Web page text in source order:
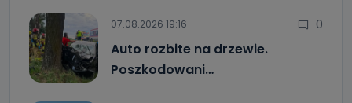
07.08.2026 19:16 0
Auto rozbite na drzewie.
Poszkodowani…